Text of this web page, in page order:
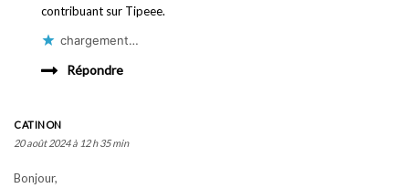
contribuant sur Tipeee.
chargement…
Répondre
CATINON
20 août 2024 à 12 h 35 min
Bonjour,